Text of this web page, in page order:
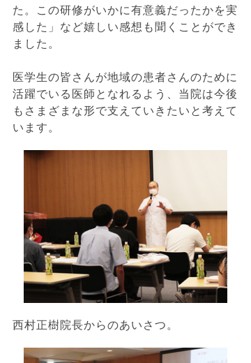
た。この研修がいかに有意義だったかを実
感した」など嬉しい感想も聞くことができ
ました。
医学生の皆さんが地域の患者さんのために
活躍でいる医師となれるよう、当院は今後
もさまざまな形で支えていきたいと考えて
います。
西村正樹院長からのあいさつ。